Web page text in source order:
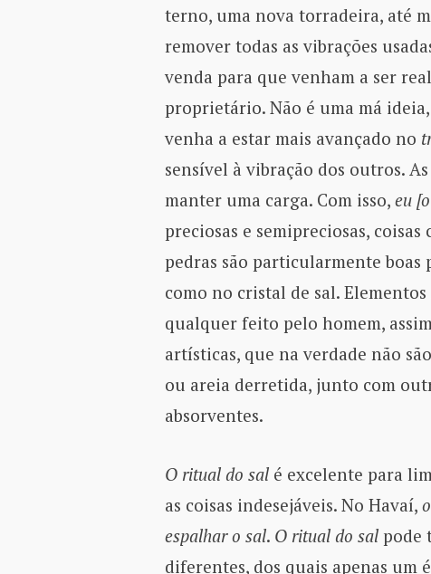
terno, uma nova torradeira, até
remover todas as vibrações
venda para que venham a ser
proprietário. Não é uma má
venha a estar mais avançado no
sensível à vibração dos outros.
manter uma carga. Com isso, eu
preciosas e semipreciosas,
pedras são particularmente
como no cristal de sal.
qualquer feito pelo homem,
artísticas, que na verdade não
ou areia derretida, junto com
absorventes.
O ritual do salé excelente para
as coisas indesejáveis. No Havaí,
espalhar o sal. O ritual do salpode
diferentes, dos quais apenas um